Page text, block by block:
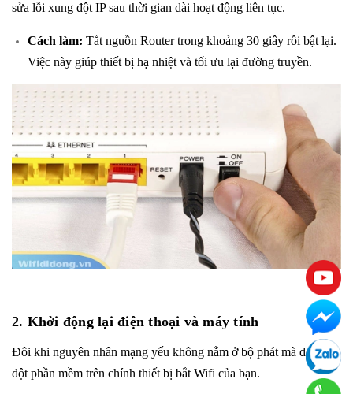
sửa lỗi xung đột IP sau thời gian dài hoạt động liên tục.
Cách làm: Tắt nguồn Router trong khoảng 30 giây rồi bật lại.
Việc này giúp thiết bị hạ nhiệt và tối ưu lại đường truyền.
2. Khởi động lại điện thoại và máy tính
Đôi khi nguyên nhân mạng yếu không nằm ở bộ phát mà do xung
đột phần mềm trên chính thiết bị bắt Wifi của bạn.